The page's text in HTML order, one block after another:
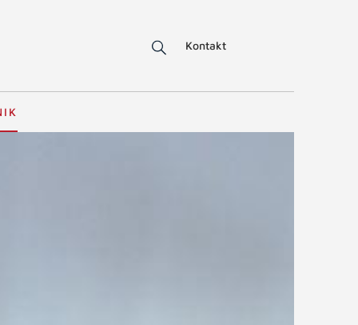
Kontakt